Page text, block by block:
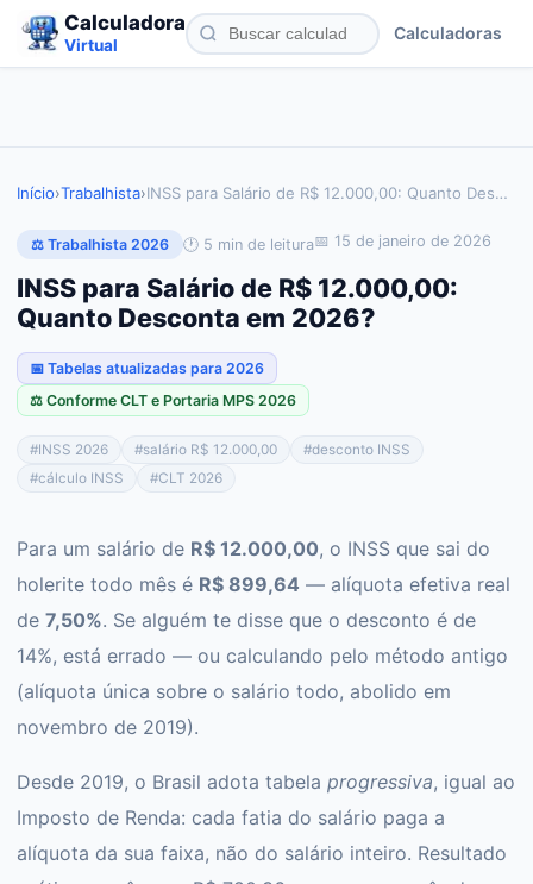
Calculadora
Virtual
Calculadoras
Início›Trabalhista›INSS para Salário de R$ 12.000,00: Quanto Des…
⚖️ Trabalhista 2026 🕐 5 min de leitura📅 15 de janeiro de 2026
INSS para Salário de R$ 12.000,00:
Quanto Desconta em 2026?
📅 Tabelas atualizadas para 2026
⚖️ Conforme CLT e Portaria MPS 2026
#INSS 2026 #salário R$ 12.000,00 #desconto INSS
#cálculo INSS #CLT 2026
Para um salário de R$ 12.000,00, o INSS que sai do
holerite todo mês é R$ 899,64 — alíquota efetiva real
de 7,50%. Se alguém te disse que o desconto é de
14%, está errado — ou calculando pelo método antigo
(alíquota única sobre o salário todo, abolido em
novembro de 2019).
Desde 2019, o Brasil adota tabela progressiva, igual ao
Imposto de Renda: cada fatia do salário paga a
alíquota da sua faixa, não do salário inteiro. Resultado